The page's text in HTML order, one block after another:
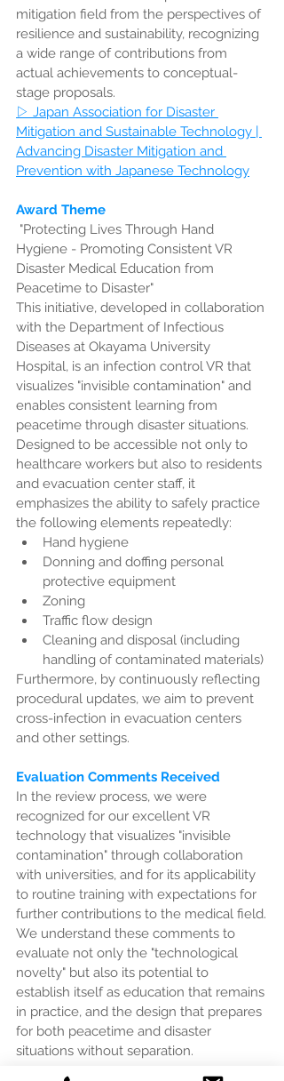
mitigation field from the perspectives of
resilience and sustainability, recognizing
a wide range of contributions from
actual achievements to conceptual-
stage proposals.
▷ Japan Association for Disaster
Mitigation and Sustainable Technology |
Advancing Disaster Mitigation and
Prevention with Japanese Technology
Award Theme
"Protecting Lives Through Hand
Hygiene - Promoting Consistent VR
Disaster Medical Education from
Peacetime to Disaster"
This initiative, developed in collaboration
with the Department of Infectious
Diseases at Okayama University
Hospital, is an infection control VR that
visualizes "invisible contamination" and
enables consistent learning from
peacetime through disaster situations.
Designed to be accessible not only to
healthcare workers but also to residents
and evacuation center staff, it
emphasizes the ability to safely practice
the following elements repeatedly:
Hand hygiene
Donning and doffing personal
protective equipment
Zoning
Traffic flow design
Cleaning and disposal (including
handling of contaminated materials)
Furthermore, by continuously reflecting
procedural updates, we aim to prevent
cross-infection in evacuation centers
and other settings.
Evaluation Comments Received
In the review process, we were
recognized for our excellent VR
technology that visualizes "invisible
contamination" through collaboration
with universities, and for its applicability
to routine training with expectations for
further contributions to the medical field.
We understand these comments to
evaluate not only the "technological
novelty" but also its potential to
establish itself as education that remains
in practice, and the design that prepares
for both peacetime and disaster
situations without separation.